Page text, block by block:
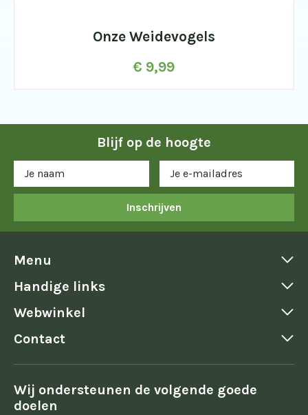
Onze Weidevogels
€ 9,99
Blijf op de hoogte
Inschrijven
Menu
Handige links
Webwinkel
Contact
Wij ondersteunen de volgende goede
doelen